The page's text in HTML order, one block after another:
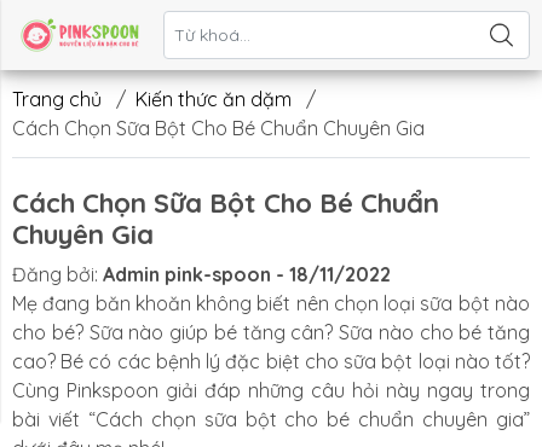
Liên hệ
Trang chủ / Kiến thức ăn dặm
/
Cách Chọn Sữa Bột Cho Bé Chuẩn Chuyên Gia
Cách Chọn Sữa Bột Cho Bé Chuẩn
Chuyên Gia
Đăng bởi: Admin pink-spoon - 18/11/2022
Mẹ đang băn khoăn không biết nên chọn loại sữa bột nào
cho bé? Sữa nào giúp bé tăng cân? Sữa nào cho bé tăng
cao? Bé có các bệnh lý đặc biệt cho sữa bột loại nào tốt?
Cùng Pinkspoon giải đáp những câu hỏi này ngay trong
bài viết “Cách chọn sữa bột cho bé chuẩn chuyên gia”